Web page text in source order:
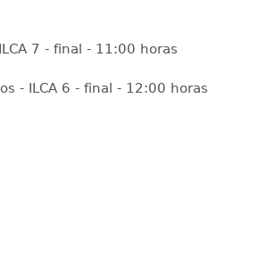
7 - final - 11:00 horas
- ILCA 6 - final - 12:00 horas